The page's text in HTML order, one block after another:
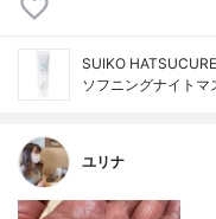
SUIKO
ソフニングナイトマ
ユリナ